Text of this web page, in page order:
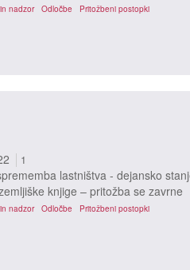
nadzor Odločbe Pritožbeni postopki
1
lastništva - dejansko
knjige – pritožba se zavrne
nadzor Odločbe Pritožbeni postopki